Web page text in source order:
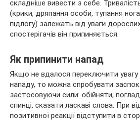
складніше вивести з себе.
(крики, дряпання особи, тупання
підлогу) залежать від уваги
спостерігачів він припиняється.
Як припинити напад
Якщо не вдалося переключити
нападу, то можна спробувати
застосовуючи сили: обійняти,
спинці, сказати ласкаві слова. При
позитивної реакції відступити в